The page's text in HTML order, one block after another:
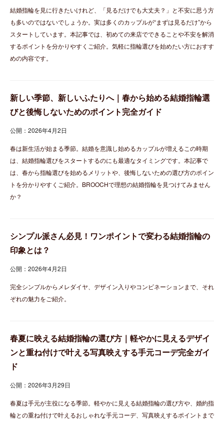
結婚指輪を見に行きたいけれど、「見るだけでも大丈夫？」と不安に思う方
も多いのではないでしょうか。実は多くのカップルが“まずは見るだけ”から
スタートしています。本記事では、初めての来店でできることや不安を解消
するポイントを分かりやすくご紹介。気軽に指輪選びを始めたい方におすす
めの内容です。
新しい季節、新しいふたりへ｜春から始める結婚指輪選
びと後悔しないためのポイント完全ガイド
公開：2026年4月2日
春は新生活が始まる季節。結婚を意識し始めるカップルが増えるこの時期
は、結婚指輪選びをスタートするのにも最適なタイミングです。本記事で
は、春から指輪選びを始めるメリットや、後悔しないための選び方のポイン
トを分かりやすくご紹介。BROOCHで理想の結婚指輪を見つけてみません
か？
シンプル派さん必見！ワンポイントで変わる結婚指輪の
印象とは？
公開：2026年4月2日
完全シンプルからメレダイヤ、デザイン入りやコンビネーションまで、それ
ぞれの魅力をご紹介。
春夏に映える結婚指輪の選び方｜軽やかに見えるデザイ
ンと重ね付けで叶える写真映えする手元コーデ完全ガイ
ド
公開：2026年3月29日
春夏は手元が主役になる季節。軽やかに見える結婚指輪の選び方や、婚約指
輪との重ね付けで叶えるおしゃれな手元コーデ、写真映えするポイントまで